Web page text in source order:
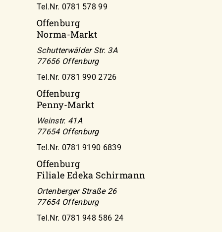
Tel.Nr. 0781 578 99
Offenburg
Norma-Markt
Schutterwälder Str. 3A
77656 Offenburg
Tel.Nr. 0781 990 2726
Offenburg
Penny-Markt
Weinstr. 41A
77654 Offenburg
Tel.Nr. 0781 9190 6839
Offenburg
Filiale Edeka Schirmann
Ortenberger Straße 26
77654 Offenburg
Tel.Nr. 0781 948 586 24